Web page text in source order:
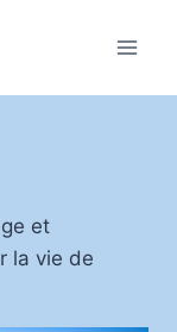
et
la vie de